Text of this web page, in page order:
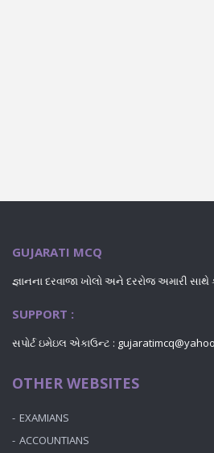
GUJARATI MCQ
જ્ઞાનના દરવાજા ખોલો અને દરરોજ અમારી
SUPPORT :
સપોર્ટ ઇમેઇલ એકાઉન્ટ :
OTHER WEBSITES
EXAMIANS
ACCOUNTIANS